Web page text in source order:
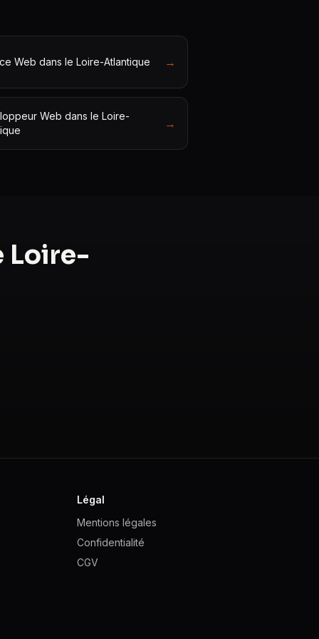
Web dans le Loire-Atlantique →
Web dans le Loire-
→
Loire-
Légal
Mentions légales
Confidentialité
CGV